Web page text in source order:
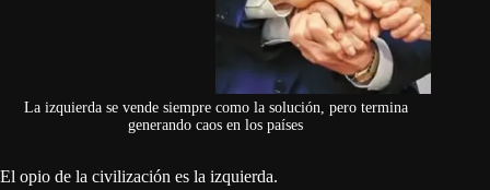
La izquierda se vende siempre como la solución, pero termina
generando caos en los países
El opio de la civilización es la izquierda.